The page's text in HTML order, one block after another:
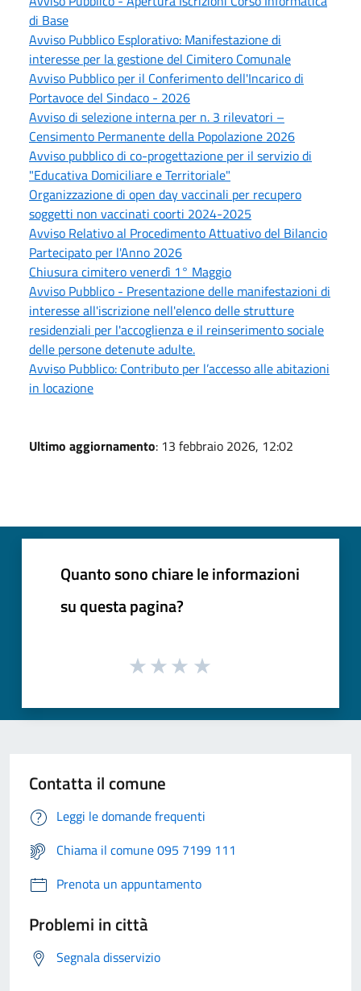
di Base
Avviso Pubblico Esplorativo: Manifestazione di
interesse per la gestione del Cimitero Comunale
Avviso Pubblico per il Conferimento dell'Incarico di
Portavoce del Sindaco - 2026
Avviso di selezione interna per n. 3 rilevatori –
Censimento Permanente della Popolazione 2026
Avviso pubblico di co-progettazione per il servizio di
"Educativa Domiciliare e Territoriale"
Organizzazione di open day vaccinali per recupero
soggetti non vaccinati coorti 2024-2025
Avviso Relativo al Procedimento Attuativo del Bilancio
Partecipato per l'Anno 2026
Chiusura cimitero venerdì 1° Maggio
Avviso Pubblico - Presentazione delle manifestazioni di
interesse all'iscrizione nell'elenco delle strutture
residenziali per l'accoglienza e il reinserimento sociale
delle persone detenute adulte.
Avviso Pubblico: Contributo per l’accesso alle abitazioni
in locazione
Ultimo aggiornamento: 13 febbraio 2026, 12:02
Quanto sono chiare le informazioni
su questa pagina?
Contatta il comune
Leggi le domande frequenti
Chiama il comune 095 7199 111
Prenota un appuntamento
Problemi in città
Segnala disservizio